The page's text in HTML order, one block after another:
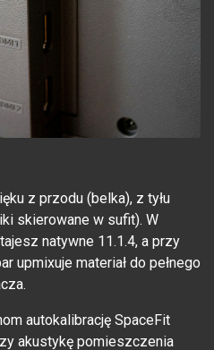
z przodu (belka), z tyłu
skierowane w sufit). W
natywne 11.1.4, a przy
upmixuje materiał do pełnego
autokalibrację SpaceFit
akustykę pomieszczenia